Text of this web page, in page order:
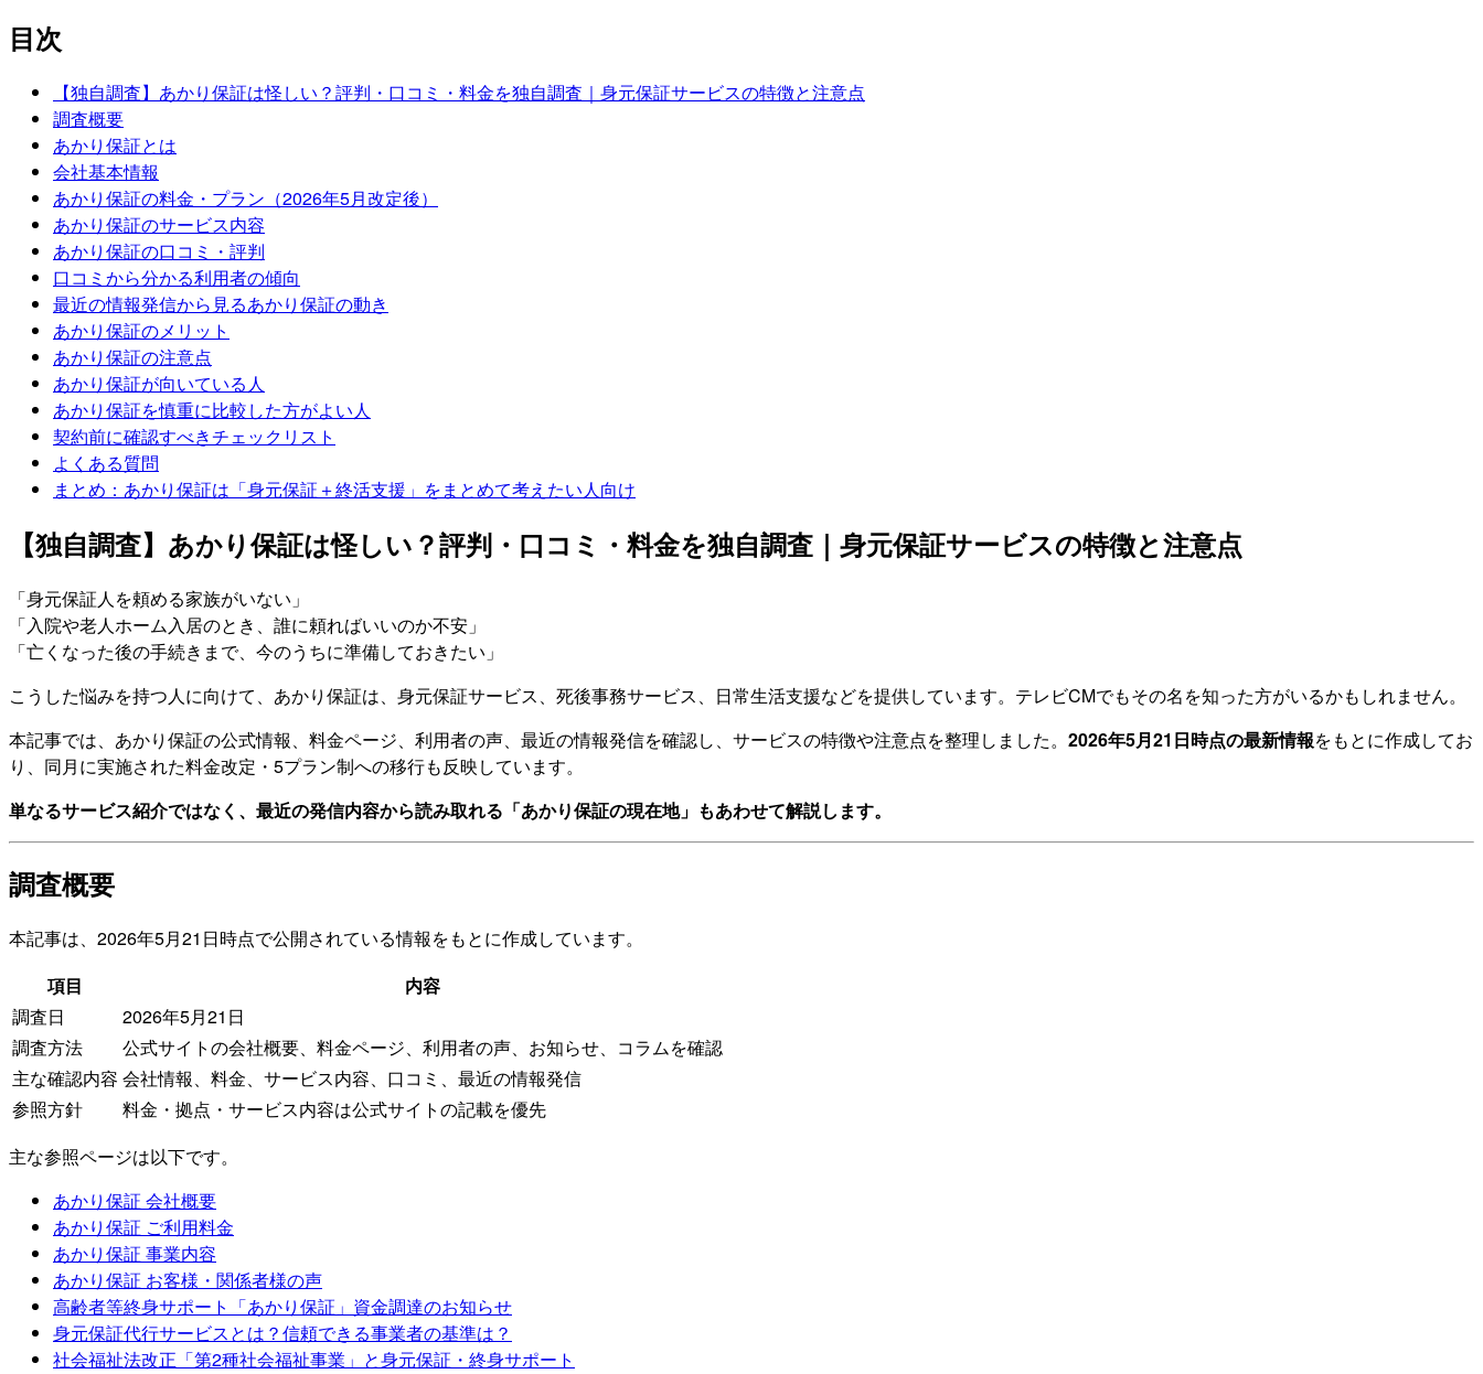
目次
【独自調査】あかり保証は怪しい？評判・口コミ・料金を独自調査｜身元保証サービスの特徴と注意点
調査概要
あかり保証とは
会社基本情報
あかり保証の料金・プラン（2026年5月改定後）
あかり保証のサービス内容
あかり保証の口コミ・評判
口コミから分かる利用者の傾向
最近の情報発信から見るあかり保証の動き
あかり保証のメリット
あかり保証の注意点
あかり保証が向いている人
あかり保証を慎重に比較した方がよい人
契約前に確認すべきチェックリスト
よくある質問
まとめ：あかり保証は「身元保証＋終活支援」をまとめて考えたい人向け
【独自調査】あかり保証は怪しい？評判・口コミ・料金を独自調査｜身元保証サービスの特徴と注意点
「身元保証人を頼める家族がいない」
「入院や老人ホーム入居のとき、誰に頼ればいいのか不安」
「亡くなった後の手続きまで、今のうちに準備しておきたい」
こうした悩みを持つ人に向けて、あかり保証は、身元保証サービス、死後事務サービス、日常生活支援などを提供しています。テレビCMでもその名を知った方がいるかもしれません。
本記事では、あかり保証の公式情報、料金ページ、利用者の声、最近の情報発信を確認し、サービスの特徴や注意点を整理しました。 2026年5月21日時点の最新情報をもとに作成してお
り、同月に実施された料金改定・5プラン制への移行も反映しています。
単なるサービス紹介ではなく、最近の発信内容から読み取れる「あかり保証の現在地」もあわせて解説します。
調査概要
本記事は、2026年5月21日時点で公開されている情報をもとに作成しています。
項目
内容
調査日
2026年5月21日
調査方法
公式サイトの会社概要、料金ページ、利用者の声、お知らせ、コラムを確認
主な確認内容 会社情報、料金、サービス内容、口コミ、最近の情報発信
参照方針
料金・拠点・サービス内容は公式サイトの記載を優先
主な参照ページは以下です。
あかり保証 会社概要
あかり保証 ご利用料金
あかり保証 事業内容
あかり保証 お客様・関係者様の声
高齢者等終身サポート「あかり保証」資金調達のお知らせ
身元保証代行サービスとは？信頼できる事業者の基準は？
社会福祉法改正「第2種社会福祉事業」と身元保証・終身サポート